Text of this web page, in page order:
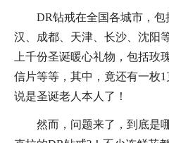
DR钻戒在全国各城市，
汉、成都、天津、长沙、沈阳
上千份圣诞暖心礼物，包括玫
信片等等，其中，竟还有一枚
说是圣诞老人本人了！
然而，问题来了，到底是